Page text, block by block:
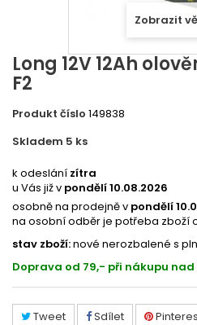
Zobrazit
Long 12V 12Ah
F2
Produkt číslo 149838
Skladem 5 ks
k odeslání zítra
u Vás již v pondělí 10.08.2026
osobně na prodejně v pondělí
na osobní odběr je potřeba zboží
stav zboží:nové nerozbalené s
Doprava od 79,- při nákupu nad
Tweet Sdílet